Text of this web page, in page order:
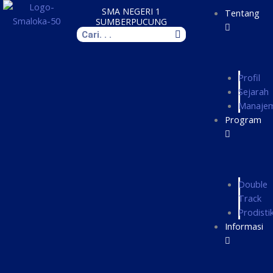
Skip
SMA NEGERI 1
SUMBERPUCUNG
Search
Tentang
Profil
Sejarah
Program
Double
Track
Informasi